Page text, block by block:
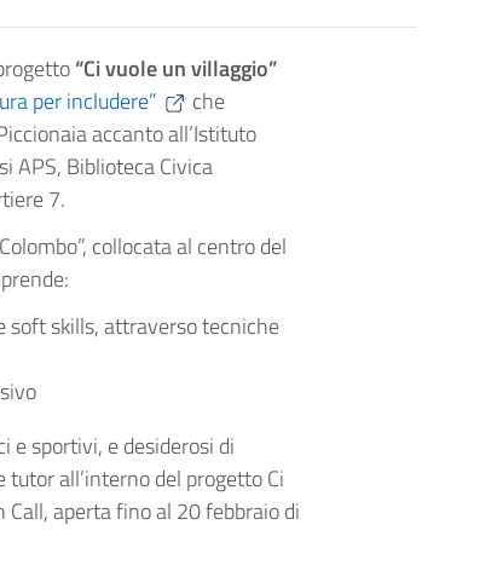
“Ci vuole un villaggio”
per includere”
che
accanto all’Istituto
APS, Biblioteca Civica
7.
collocata al centro del
soft skills, attraverso tecniche
e sportivi, e desiderosi di
all’interno del progetto Ci
Call, aperta fino al 20 febbraio di